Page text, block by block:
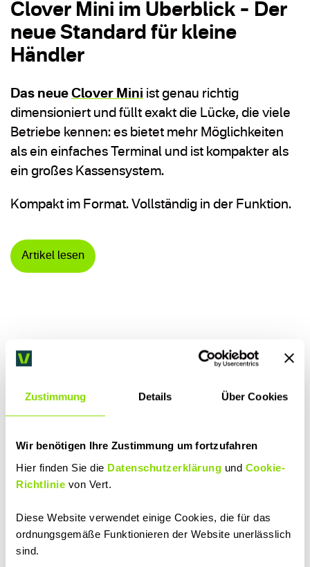
Zustimmung Details Über Cookies
Wir benötigen Ihre Zustimmung um fortzufahren
Hier finden Sie die Datenschutzerklärung und Cookie-
Richtlinie von Vert.
Diese Website verwendet einige Cookies, die für das
ordnungsgemäße Funktionieren der Website unerlässlich
sind.
Clover Mini im Überblick – Der
neue Standard für kleine
Händler
Das neue Clover Mini ist genau richtig
dimensioniert und füllt exakt die Lücke, die viele
Betriebe kennen: es bietet mehr Möglichkeiten
als ein einfaches Terminal und ist kompakter als
ein großes Kassensystem.
Kompakt im Format. Vollständig in der Funktion.
Artikel lesen
21. Juli 2026
Terminal sich nicht einig sind
Weiterlesen